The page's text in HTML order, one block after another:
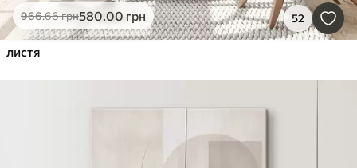
966.66грн580.00 грн 52
листя